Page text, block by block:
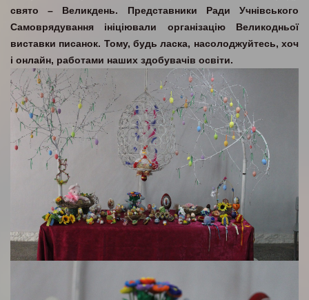
свято – Великдень. Представники Ради Учнівського
Самоврядування ініціювали організацію Великодньої
виставки писанок. Тому, будь ласка, насолоджуйтесь, хоч
і онлайн, работами наших здобувачів освіти.